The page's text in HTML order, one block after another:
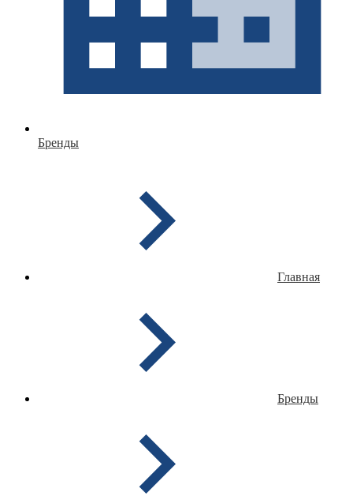
Бренды
Главная
Бренды